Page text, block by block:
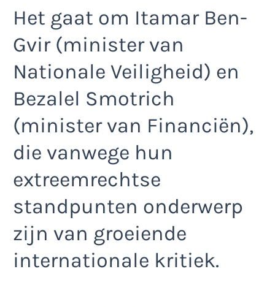
Het gaat om Itamar Ben-
Gvir (minister van
Nationale Veiligheid) en
Bezalel Smotrich
(minister van Financiën),
die vanwege hun
extreemrechtse
standpunten onderwerp
zijn van groeiende
internationale kritiek.